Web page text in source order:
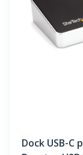
Dock USB-C